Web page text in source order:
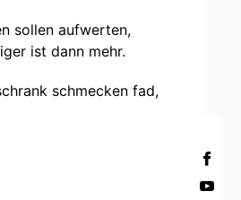
sollen aufwerten,
ist dann mehr.
schmecken fad,